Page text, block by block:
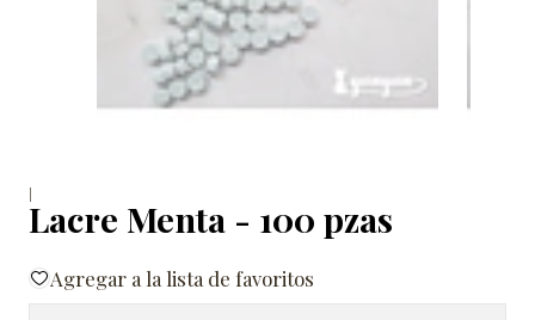
|
Lacre Menta - 100 pzas
Agregar a la lista de favoritos